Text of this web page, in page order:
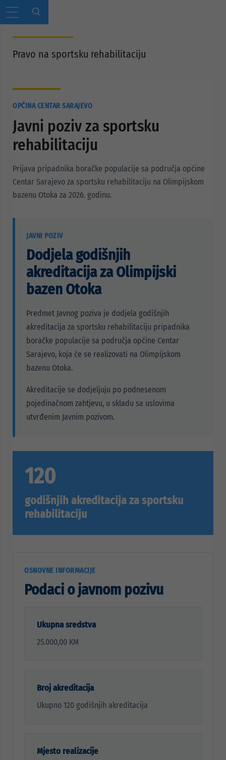
Pravo na sportsku rehabilitaciju
OPĆINA CENTAR SARAJEVO
Javni poziv za sportsku
rehabilitaciju
Prijava pripadnika boračke populacije sa područja općine
Centar Sarajevo za sportsku rehabilitaciju na Olimpijskom
bazenu Otoka za 2026. godinu.
JAVNI POZIV
Dodjela godišnjih
akreditacija za Olimpijski
bazen Otoka
Predmet Javnog poziva je dodjela godišnjih
akreditacija za sportsku rehabilitaciju pripadnika
boračke populacije sa područja općine Centar
Sarajevo, koja će se realizovati na Olimpijskom
bazenu Otoka.
Akreditacije se dodjeljuju po podnesenom
pojedinačnom zahtjevu, u skladu sa uslovima
utvrđenim Javnim pozivom.
120
godišnjih akreditacija za sportsku
rehabilitaciju
OSNOVNE INFORMACIJE
Podaci o javnom pozivu
Ukupna sredstva
25.000,00 KM
Broj akreditacija
Ukupno 120 godišnjih akreditacija
Mjesto realizacije